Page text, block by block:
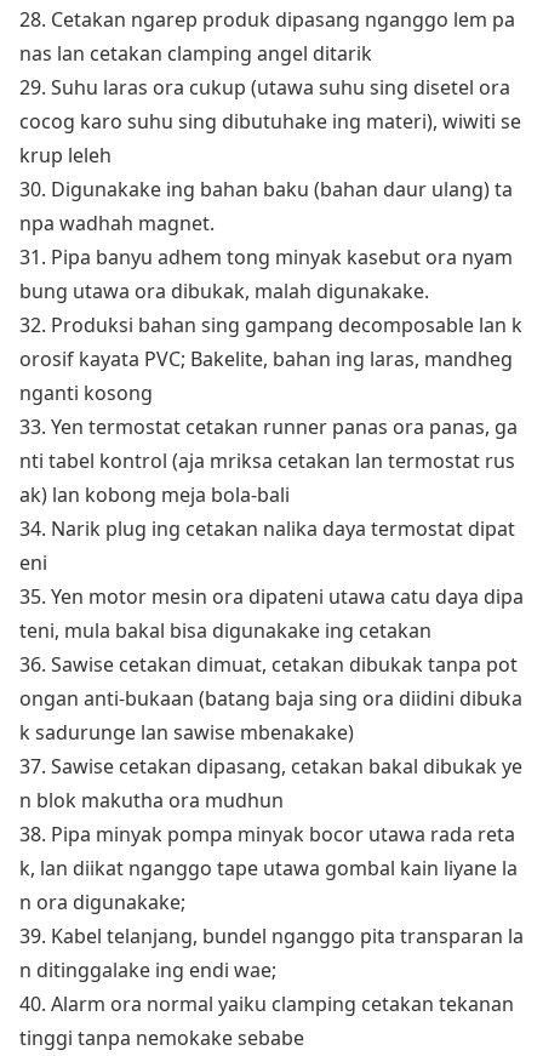
28. Cetakan ngarep produk dipasang nganggo lem pa
nas lan cetakan clamping angel ditarik
29. Suhu laras ora cukup (utawa suhu sing disetel ora
cocog karo suhu sing dibutuhake ing materi), wiwiti se
krup leleh
30. Digunakake ing bahan baku (bahan daur ulang) ta
npa wadhah magnet.
31. Pipa banyu adhem tong minyak kasebut ora nyam
bung utawa ora dibukak, malah digunakake.
32. Produksi bahan sing gampang decomposable lan k
orosif kayata PVC; Bakelite, bahan ing laras, mandheg
nganti kosong
33. Yen termostat cetakan runner panas ora panas, ga
nti tabel kontrol (aja mriksa cetakan lan termostat rus
ak) lan kobong meja bola-bali
34. Narik plug ing cetakan nalika daya termostat dipat
eni
35. Yen motor mesin ora dipateni utawa catu daya dipa
teni, mula bakal bisa digunakake ing cetakan
36. Sawise cetakan dimuat, cetakan dibukak tanpa pot
ongan anti-bukaan (batang baja sing ora diidini dibuka
k sadurunge lan sawise mbenakake)
37. Sawise cetakan dipasang, cetakan bakal dibukak ye
n blok makutha ora mudhun
38. Pipa minyak pompa minyak bocor utawa rada reta
k, lan diikat nganggo tape utawa gombal kain liyane la
n ora digunakake;
39. Kabel telanjang, bundel nganggo pita transparan la
n ditinggalake ing endi wae;
40. Alarm ora normal yaiku clamping cetakan tekanan
tinggi tanpa nemokake sebabe